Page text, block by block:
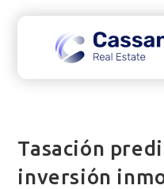
Tasación
inversión